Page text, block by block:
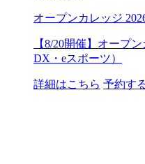
オープンカレッジ
【8/20開催】オープ
DX・eスポーツ）
詳細はこちら 予約す